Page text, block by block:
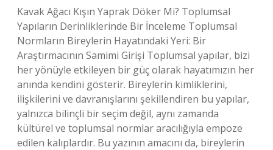
Kavak Ağacı Kışın Yaprak Döker Mi? Toplumsal
Yapıların Derinliklerinde Bir İnceleme Toplumsal
Normların Bireylerin Hayatındaki Yeri: Bir
Araştırmacının Samimi Girişi Toplumsal yapılar, bizi
her yönüyle etkileyen bir güç olarak hayatımızın her
anında kendini gösterir. Bireylerin kimliklerini,
ilişkilerini ve davranışlarını şekillendiren bu yapılar,
yalnızca bilinçli bir seçim değil, aynı zamanda
kültürel ve toplumsal normlar aracılığıyla empoze
edilen kalıplardır. Bu yazının amacını da, bireylerin